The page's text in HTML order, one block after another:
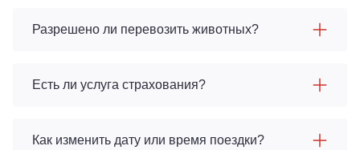
Разрешено ли перевозить животных?
Есть ли услуга страхования?
Как изменить дату или время поездки?